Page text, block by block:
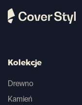
Kolekcje
Drewno
Kamień